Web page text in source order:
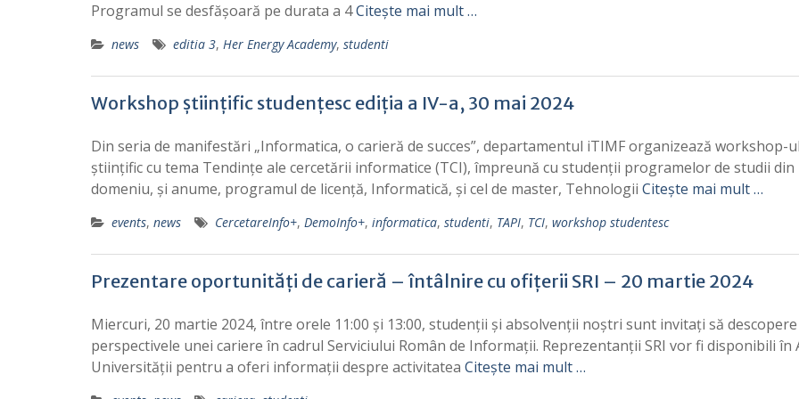
Programul se desfășoară pe durata a 4Citește mai mult …
news editia 3, Her Energy Academy, studenti
Workshop științific studențesc ediția a IV-a, 30 mai 2024
Din seria de manifestări „Informatica, o carieră de succes”, departamentul iTIMF organizează workshop-ul
științific cu tema Tendințe ale cercetării informatice (TCI), împreună cu studenții programelor de studii din
domeniu, și anume, programul de licență, Informatică, și cel de master, Tehnologii Citește mai mult …
events, news CercetareInfo+, DemoInfo+, informatica, studenti, TAPI, TCI, workshop studentesc
Prezentare oportunități de carieră – întâlnire cu ofițerii SRI – 20 martie 2024
Miercuri, 20 martie 2024, între orele 11:00 și 13:00, studenții și absolvenții noștri sunt invitați să descopere
perspectivele unei cariere în cadrul Serviciului Român de Informații. Reprezentanții SRI vor fi disponibili în
Universității pentru a oferi informații despre activitatea Citește mai mult …